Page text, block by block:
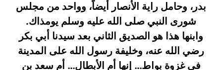
بدر، وحامل راية الأنصار أيضاً، وواحد من مجلس
شورى النبي صلى الله عليه وسلم يومذاك.
وابنها هذا هو الصديق الثاني بعد سيدنا أبي بكر
رضي الله عنه، وخليفة رسول الله على المدينة
في غزوة بواط… إنها أم الأبطال… أم سعد بن